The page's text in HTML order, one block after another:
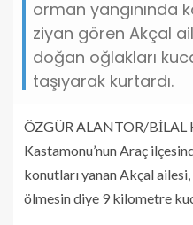
orman yangınında
ziyan gören Akçal
doğan oğlakları
taşıyarak kurtardı.
ÖZGÜR ALANTOR/BİLAL
Kastamonu’nun Araç
konutları yanan Akçal
ölmesin diye 9 kilometre